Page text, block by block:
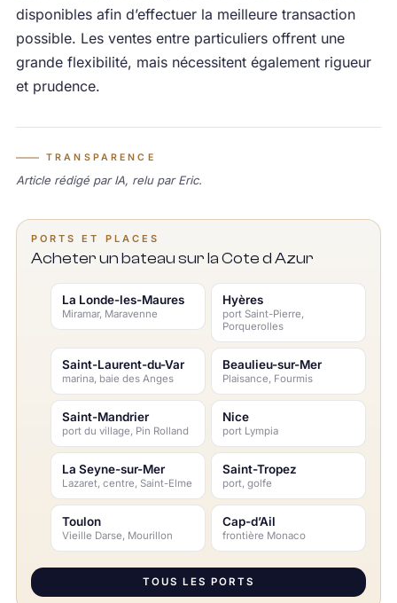
disponibles afin d’effectuer la meilleure transaction
possible. Les ventes entre particuliers offrent une
grande flexibilité, mais nécessitent également rigueur
et prudence.
TRANSPARENCE
Article rédigé par IA, relu par Eric.
PORTS ET PLACES
Acheter un bateau sur la Cote d Azur
La Londe-les-Maures
Miramar, Maravenne
Hyères
port Saint-Pierre,
Porquerolles
Saint-Laurent-du-Var
marina, baie des Anges
Beaulieu-sur-Mer
Plaisance, Fourmis
Saint-Mandrier
port du village, Pin Rolland
Nice
port Lympia
La Seyne-sur-Mer
Lazaret, centre, Saint-Elme
Saint-Tropez
port, golfe
Toulon
Vieille Darse, Mourillon
Cap-d’Ail
frontière Monaco
TOUS LES PORTS